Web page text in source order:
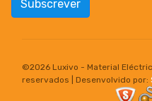
Subscrever
©2026 Luxivo - Material
reservados | Desenvolvido por: